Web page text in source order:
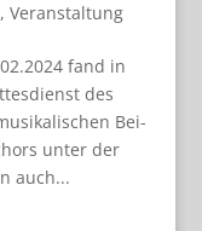
, Veranstaltung
fand in
des
Bei­
unter der
auch...